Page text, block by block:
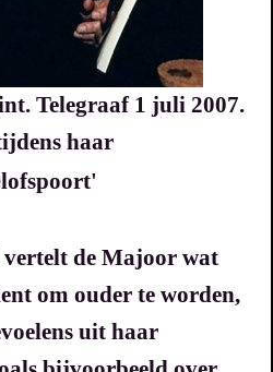
Telegraaf 1 juli 2007.
haar
de Majoor wat
om ouder te worden,
uit haar